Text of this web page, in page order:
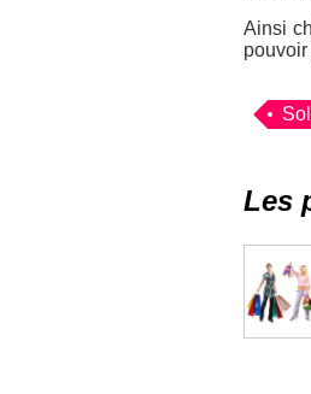
Ainsi
pouvoir
Les